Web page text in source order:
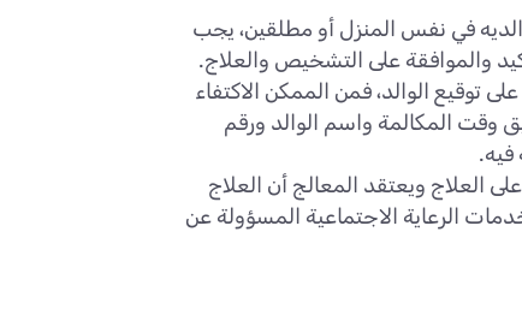
في نفس المنزل أو مطلقين، يجب
والموافقة على التشخيص والعلاج.
توقيع الوالد، فمن الممكن الاكتفاء
وقت المكالمة واسم الوالد ورقم
فيه.
العلاج ويعتقد المعالج أن العلاج
الرعاية الاجتماعية المسؤولة عن